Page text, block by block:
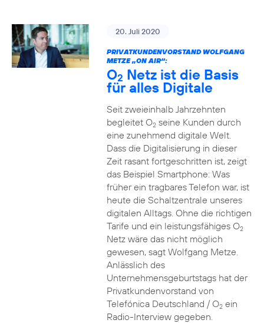
20. Juli 2020
PRIVATKUNDENVORSTAND WOLFGANG
METZE „ON AIR“:
O2 Netz ist die Basis
für alles Digitale
Seit zweieinhalb Jahrzehnten
begleitet O2seine Kunden durch
eine zunehmend digitale Welt.
Dass die Digitalisierung in dieser
Zeit rasant fortgeschritten ist, zeigt
das Beispiel Smartphone: Was
früher ein tragbares Telefon war, ist
heute die Schaltzentrale unseres
digitalen Alltags. Ohne die richtigen
Tarife und ein leistungsfähiges O2
Netz wäre das nicht möglich
gewesen, sagt Wolfgang Metze.
Anlässlich des
Unternehmensgeburtstags hat der
Privatkundenvorstand von
Telefónica Deutschland / O2ein
Radio-Interview gegeben.